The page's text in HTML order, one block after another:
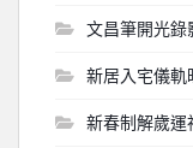
文昌筆開光錄
新居入宅儀軌
新春制解歲運